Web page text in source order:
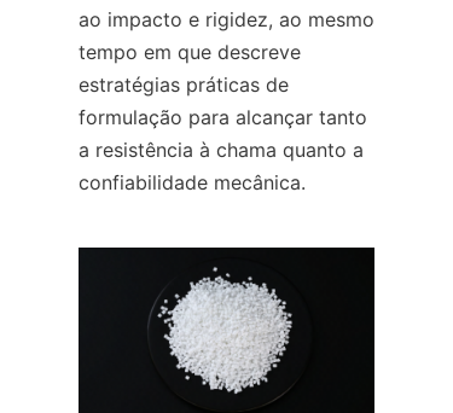
ao impacto e rigidez, ao mesmo
tempo em que descreve
estratégias práticas de
formulação para alcançar tanto
a resistência à chama quanto a
confiabilidade mecânica.